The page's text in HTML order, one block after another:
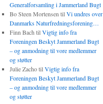
Generalforsamling i Jammerland Bugt
Bo Steen Mortensen tilVi undres over
Danmarks Naturfredningsforening…
Finn Bach tilVigtig info fra
Foreningen Beskyt Jammerland Bugt
– og anmodning til vore medlemmer
og støtter
Julie ZachotilVigtig info fra
Foreningen Beskyt Jammerland Bugt
– og anmodning til vore medlemmer
og støtter